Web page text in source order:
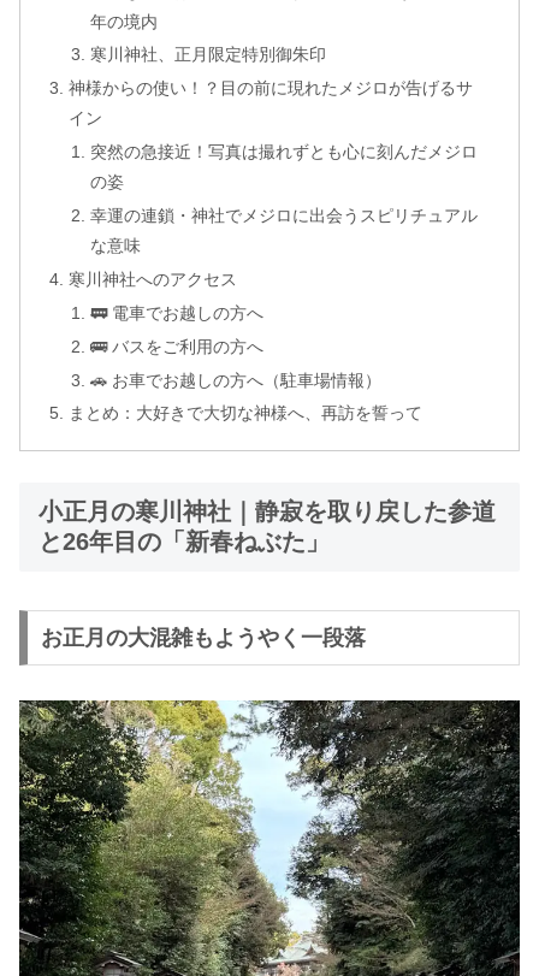
年の境内
寒川神社、正月限定特別御朱印
神様からの使い！？目の前に現れたメジロが告げるサ
イン
突然の急接近！写真は撮れずとも心に刻んだメジロ
の姿
幸運の連鎖・神社でメジロに出会うスピリチュアル
な意味
寒川神社へのアクセス
🚃 電車でお越しの方へ
🚌 バスをご利用の方へ
🚗 お車でお越しの方へ（駐車場情報）
まとめ：大好きで大切な神様へ、再訪を誓って
小正月の寒川神社｜静寂を取り戻した参道
と26年目の「新春ねぶた」
お正月の大混雑もようやく一段落